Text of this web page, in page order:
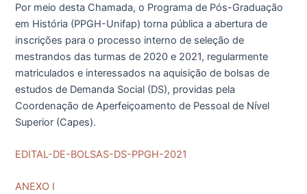
Por meio desta Chamada, o Programa de Pós-Graduação
em História (PPGH-Unifap) torna pública a abertura de
inscrições para o processo interno de seleção de
mestrandos das turmas de 2020 e 2021, regularmente
matriculados e interessados na aquisição de bolsas de
estudos de Demanda Social (DS), providas pela
Coordenação de Aperfeiçoamento de Pessoal de Nível
Superior (Capes).
EDITAL-DE-BOLSAS-DS-PPGH-2021
ANEXO I